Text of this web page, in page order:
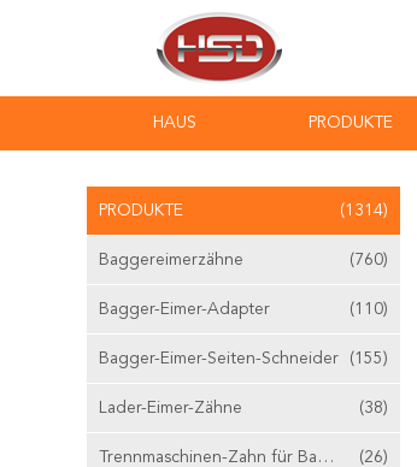
HAUS PRODUKTE
PRODUKTE (1314)
Baggereimerzähne (760)
Bagger-Eimer-Adapter (110)
Bagger-Eimer-Seiten-Schneider (155)
Lader-Eimer-Zähne (38)
Trennmaschinen-Zahn für Bagger (26)